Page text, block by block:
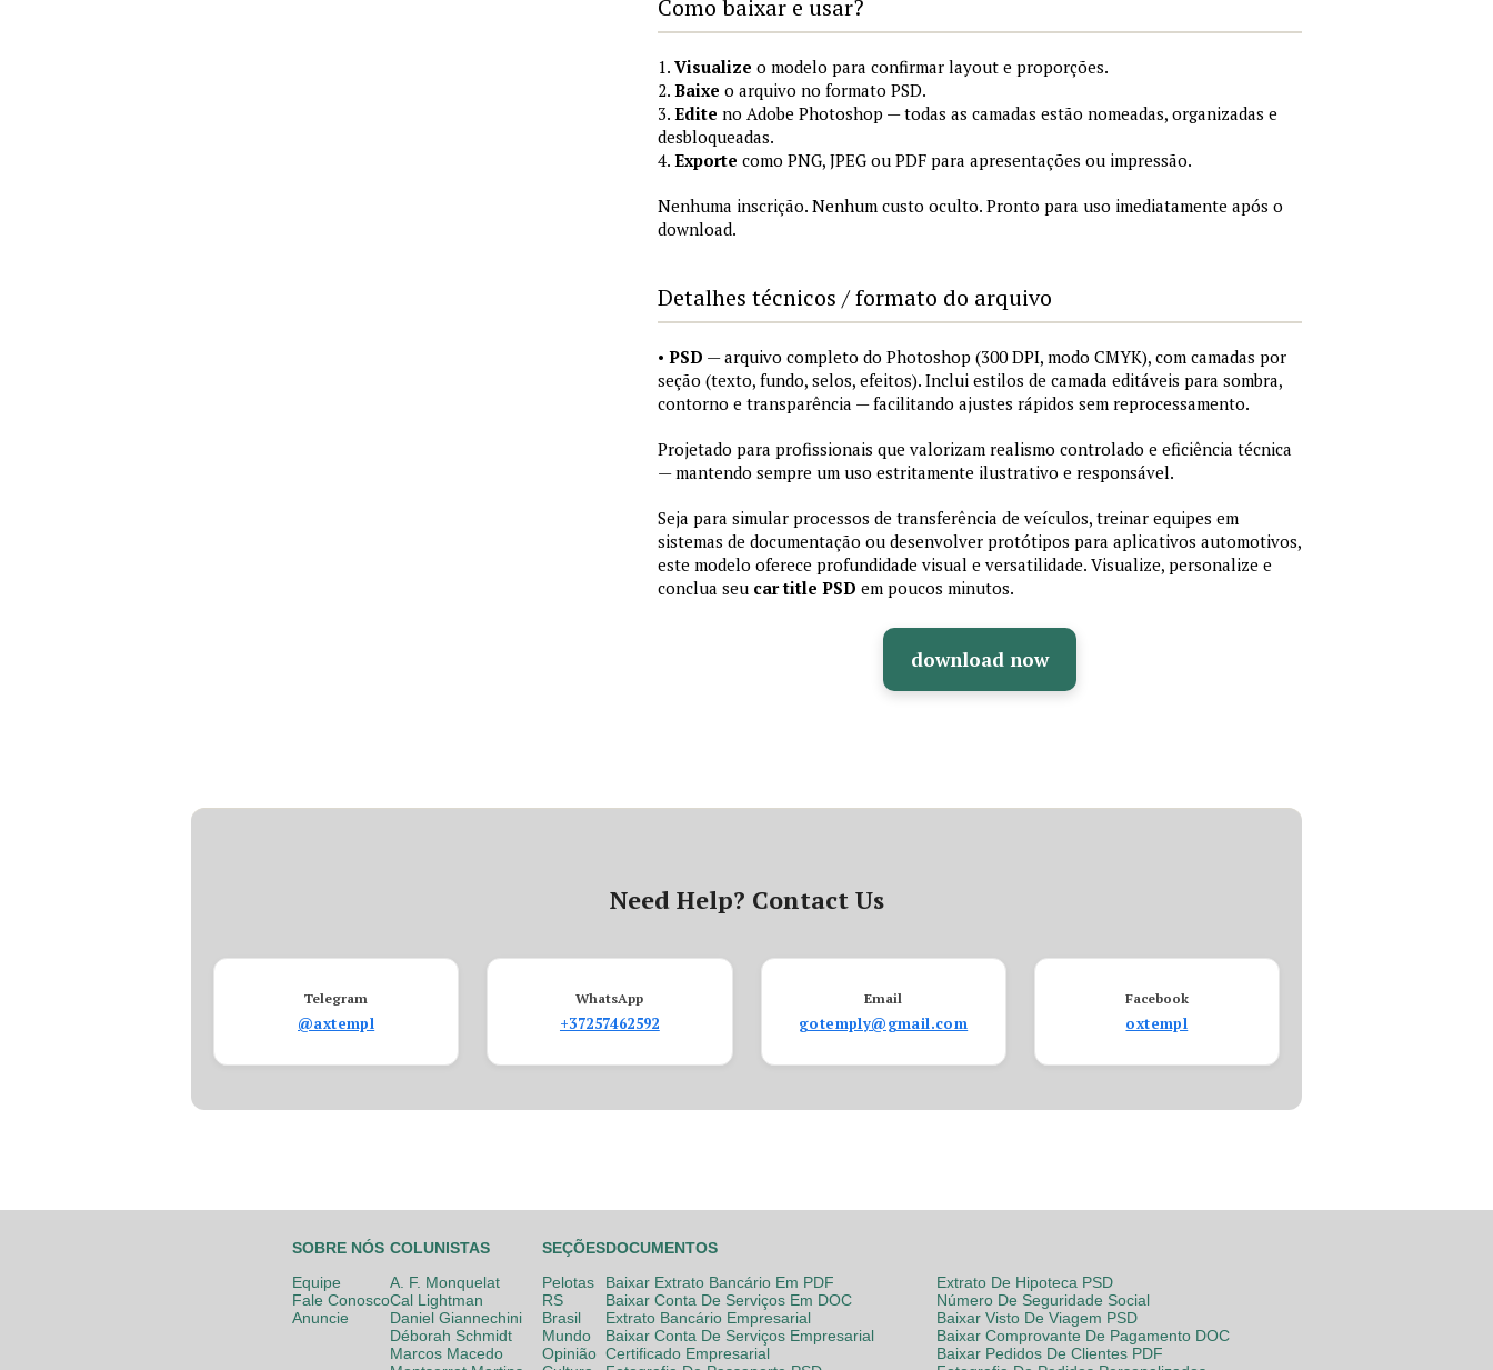
Como baixar e usar?
1. Visualize o modelo para confirmar layout e proporções.
2. Baixe o arquivo no formato PSD.
3. Edite no Adobe Photoshop — todas as camadas estão nomeadas, organizadas e
desbloqueadas.
4. Exporte como PNG, JPEG ou PDF para apresentações ou impressão.
Nenhuma inscrição. Nenhum custo oculto. Pronto para uso imediatamente após o
download.
Detalhes técnicos / formato do arquivo
• PSD — arquivo completo do Photoshop (300 DPI, modo CMYK), com camadas por
seção (texto, fundo, selos, efeitos). Inclui estilos de camada editáveis para sombra,
contorno e transparência — facilitando ajustes rápidos sem reprocessamento.
Projetado para profissionais que valorizam realismo controlado e eficiência técnica
— mantendo sempre um uso estritamente ilustrativo e responsável.
Seja para simular processos de transferência de veículos, treinar equipes em
sistemas de documentação ou desenvolver protótipos para aplicativos automotivos,
este modelo oferece profundidade visual e versatilidade. Visualize, personalize e
conclua seu car title PSD em poucos minutos.
download now
Need Help? Contact Us
Telegram
@axtempl
WhatsApp
+37257462592
Email
gotemply@gmail.com
Facebook
oxtempl
SOBRE NÓS
Equipe
Fale Conosco
Anuncie
COLUNISTAS
A. F. Monquelat
Cal Lightman
Daniel Giannechini
Déborah Schmidt
Marcos Macedo
SEÇÕES
Pelotas
RS
Brasil
Mundo
Opinião
DOCUMENTOS
Baixar Extrato Bancário Em PDF
Baixar Conta De Serviços Em DOC
Extrato Bancário Empresarial
Baixar Conta De Serviços Empresarial
Certificado Empresarial
Extrato De Hipoteca PSD
Número De Seguridade Social
Baixar Visto De Viagem PSD
Baixar Comprovante De Pagamento DOC
Baixar Pedidos De Clientes PDF